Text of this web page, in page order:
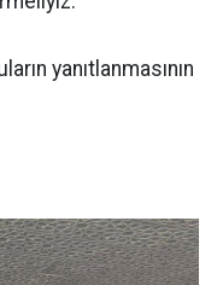
yanıtlanmasının